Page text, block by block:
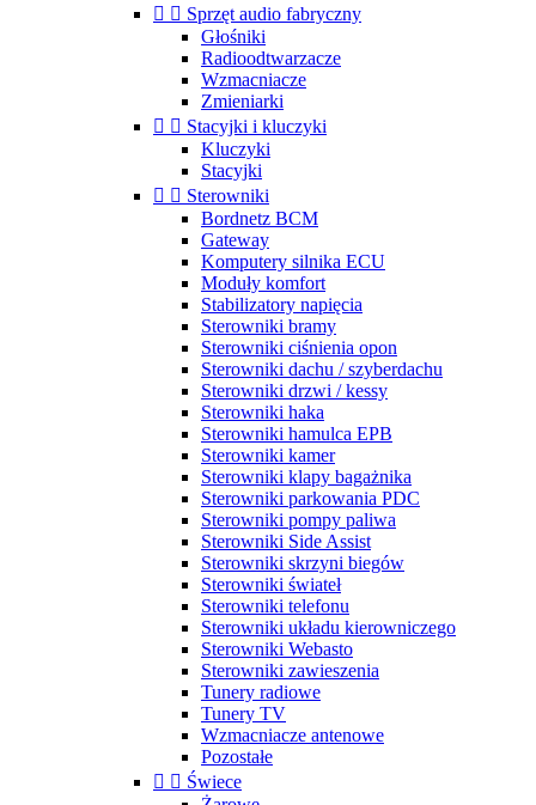
  Sprzęt audio fabryczny
Głośniki
Radioodtwarzacze
Wzmacniacze
Zmieniarki
  Stacyjki i kluczyki
Kluczyki
Stacyjki
  Sterowniki
Bordnetz BCM
Gateway
Komputery silnika ECU
Moduły komfort
Stabilizatory napięcia
Sterowniki bramy
Sterowniki ciśnienia opon
Sterowniki dachu / szyberdachu
Sterowniki drzwi / kessy
Sterowniki haka
Sterowniki hamulca EPB
Sterowniki kamer
Sterowniki klapy bagażnika
Sterowniki parkowania PDC
Sterowniki pompy paliwa
Sterowniki Side Assist
Sterowniki skrzyni biegów
Sterowniki świateł
Sterowniki telefonu
Sterowniki układu kierowniczego
Sterowniki Webasto
Sterowniki zawieszenia
Tunery radiowe
Tunery TV
Wzmacniacze antenowe
Pozostałe
  Świece